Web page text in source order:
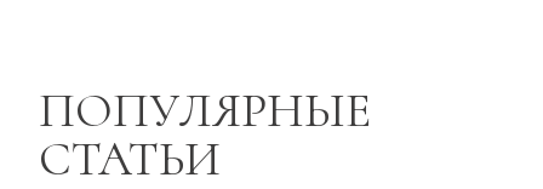
ПОПУЛЯРНЫЕ
СТАТЬИ